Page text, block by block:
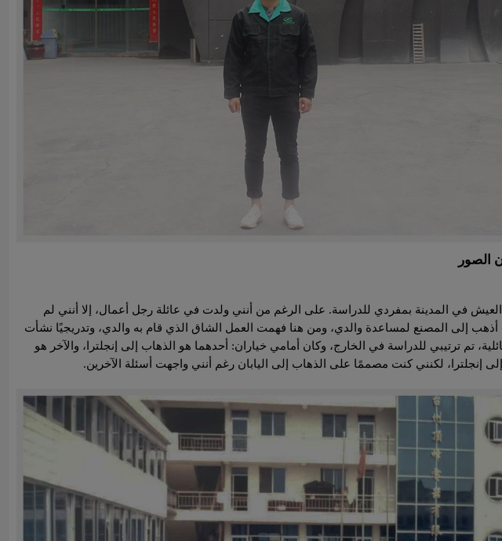
الصور
في المدينة بمفردي للدراسة. على الرغم من أنني ولدت في عائلة رجل أعمال، إلا أنني لم
إلى المصنع لمساعدة والدي، ومن هنا فهمت العمل الشاق الذي قام به والدي، وتدريجيًا نشأت
ترتيبي للدراسة في الخارج، وكان أمامي خياران: أحدهما هو الذهاب إلى إنجلترا، والآخر هو
إنجلترا، لكنني كنت مصممًا على الذهاب إلى اليابان رغم أنني واجهت أسئلة الآخرين.